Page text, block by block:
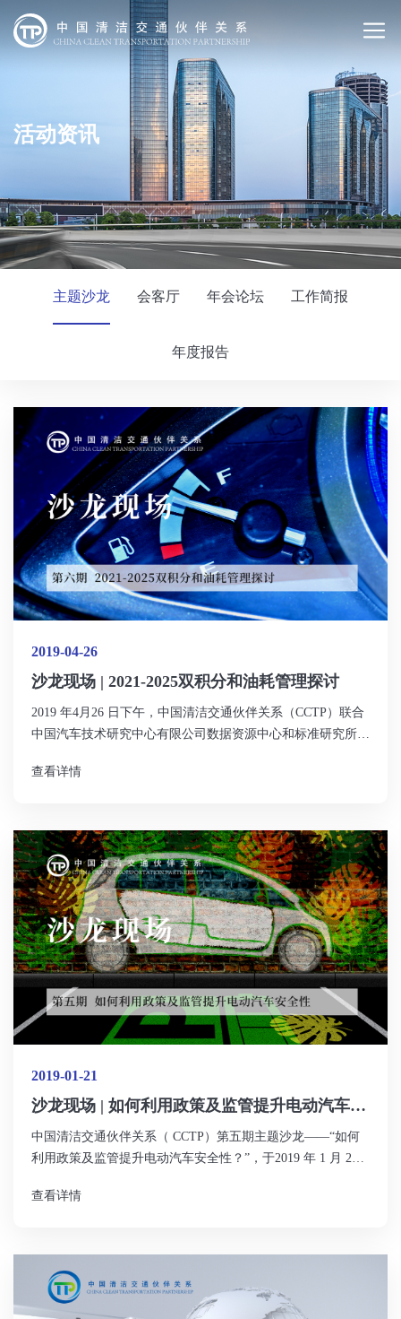
活动资讯
主题沙龙 会客厅 年会论坛 工作简报
年度报告
2019-04-26
沙龙现场 | 2021-2025双积分和油耗管理探讨
2019 年4月26 日下午，中国清洁交通伙伴关系（CCTP）联合
中国汽车技术研究中心有限公司数据资源中心和标准研究所在
双积分和油耗管理探讨”，来自14家机构的20位专家针对下阶
查看详情
2019-01-21
沙龙现场 | 如何利用政策及监管提升电动汽车安
全性
中国清洁交通伙伴关系（ CCTP）第五期主题沙龙——“如何
利用政策及监管提升电动汽车安全性？”，于2019 年 1 月 21
技术研究中心有限公司北京工作部承办，来自18家单位（文末
查看详情